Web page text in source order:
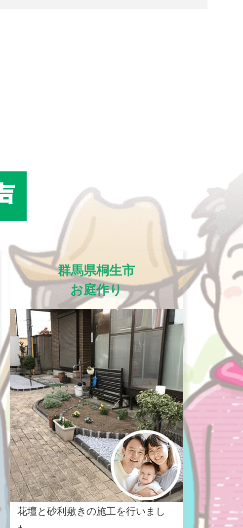
群馬県桐生市
お庭作り
花壇と砂利敷きの施工を行いまし